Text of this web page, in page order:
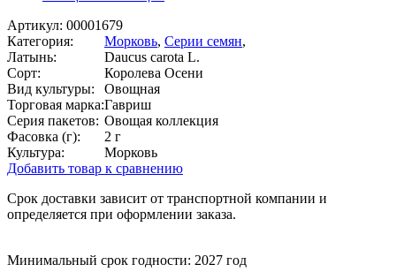
Артикул: 00001679
Категория:
Морковь, Серии семян,
Латынь:
Daucus carota L.
Сорт:
Королева Осени
Вид культуры:
Овощная
Торговая марка:Гавриш
Серия пакетов: Овощая коллекция
Фасовка (г):
2 г
Культура:
Морковь
Добавить товар к сравнению
Срок доставки зависит от транспортной компании и
определяется при оформлении заказа.
Минимальный срок годности: 2027 год